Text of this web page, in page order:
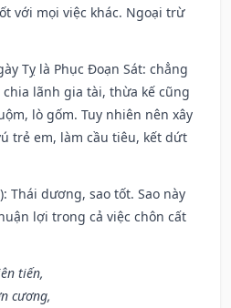
với mọi việc khác. Ngoại trừ
Tỵ là Phục Đoạn Sát: chẳng
lãnh gia tài, thừa kế cũng
lò gốm. Tuy nhiên nên xây
trẻ em, làm cầu tiêu, kết dứt
Thái dương, sao tốt. Sao này
lợi trong cả việc chôn cất
tiến,
cương,